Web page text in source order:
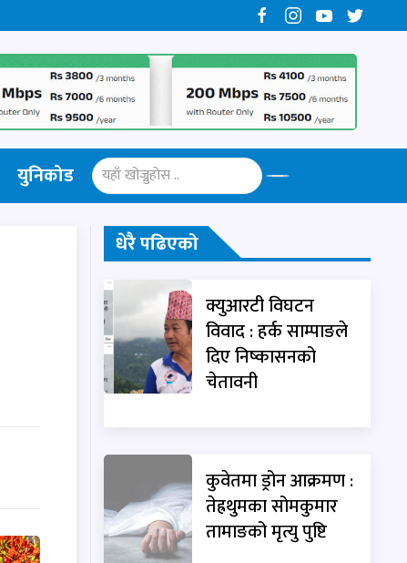
युनिकोड
धेरै पढिएको
क्युआरटी विघटन
विवाद : हर्क साम्पाङले
दिए निष्कासनको
चेतावनी
कुवेतमा ड्रोन आक्रमण :
तेह्रथुमका सोमकुमार
तामाङको मृत्यु पुष्टि